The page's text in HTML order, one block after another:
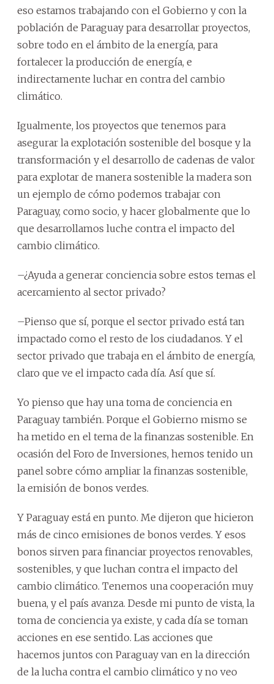
eso estamos trabajando con el Gobierno y con la
población de Paraguay para desarrollar proyectos,
sobre todo en el ámbito de la energía, para
fortalecer la producción de energía, e
indirectamente luchar en contra del cambio
climático.
Igualmente, los proyectos que tenemos para
asegurar la explotación sostenible del bosque y la
transformación y el desarrollo de cadenas de valor
para explotar de manera sostenible la madera son
un ejemplo de cómo podemos trabajar con
Paraguay, como socio, y hacer globalmente que lo
que desarrollamos luche contra el impacto del
cambio climático.
–¿Ayuda a generar conciencia sobre estos temas el
acercamiento al sector privado?
–Pienso que sí, porque el sector privado está tan
impactado como el resto de los ciudadanos. Y el
sector privado que trabaja en el ámbito de energía,
claro que ve el impacto cada día. Así que sí.
Yo pienso que hay una toma de conciencia en
Paraguay también. Porque el Gobierno mismo se
ha metido en el tema de la finanzas sostenible. En
ocasión del Foro de Inversiones, hemos tenido un
panel sobre cómo ampliar la finanzas sostenible,
la emisión de bonos verdes.
Y Paraguay está en punto. Me dijeron que hicieron
más de cinco emisiones de bonos verdes. Y esos
bonos sirven para financiar proyectos renovables,
sostenibles, y que luchan contra el impacto del
cambio climático. Tenemos una cooperación muy
buena, y el país avanza. Desde mi punto de vista, la
toma de conciencia ya existe, y cada día se toman
acciones en ese sentido. Las acciones que
hacemos juntos con Paraguay van en la dirección
de la lucha contra el cambio climático y no veo